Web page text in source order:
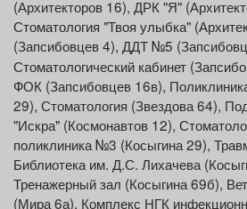
(Архитекторов 16), ДРК "Я"
Стоматология "Твоя улыбка"
(Запсибовцев 4), ДДТ №5
Стоматологический кабинет
ФОК (Запсибовцев 16в),
29), Стоматология (Звездова 64),
"Искра" (Космонавтов 12),
поликлиника №3 (Косыгина 29),
Библиотека им. Д.С. Лихачева
Тренажерный зал (Косыгина 69б),
(Мира 6а), Комплекс НГК